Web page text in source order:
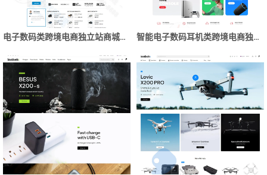
电子数码类跨境电商独立站商城网站建设制作 智能电子数码耳机类跨境电商独立站商城网站建设制作